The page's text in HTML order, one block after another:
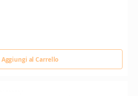
Aggiungi al Carrello